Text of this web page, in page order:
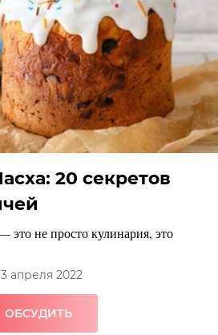
20 секретов
это не просто кулинария, это
апреля 2022
ОБСУДИТЬ